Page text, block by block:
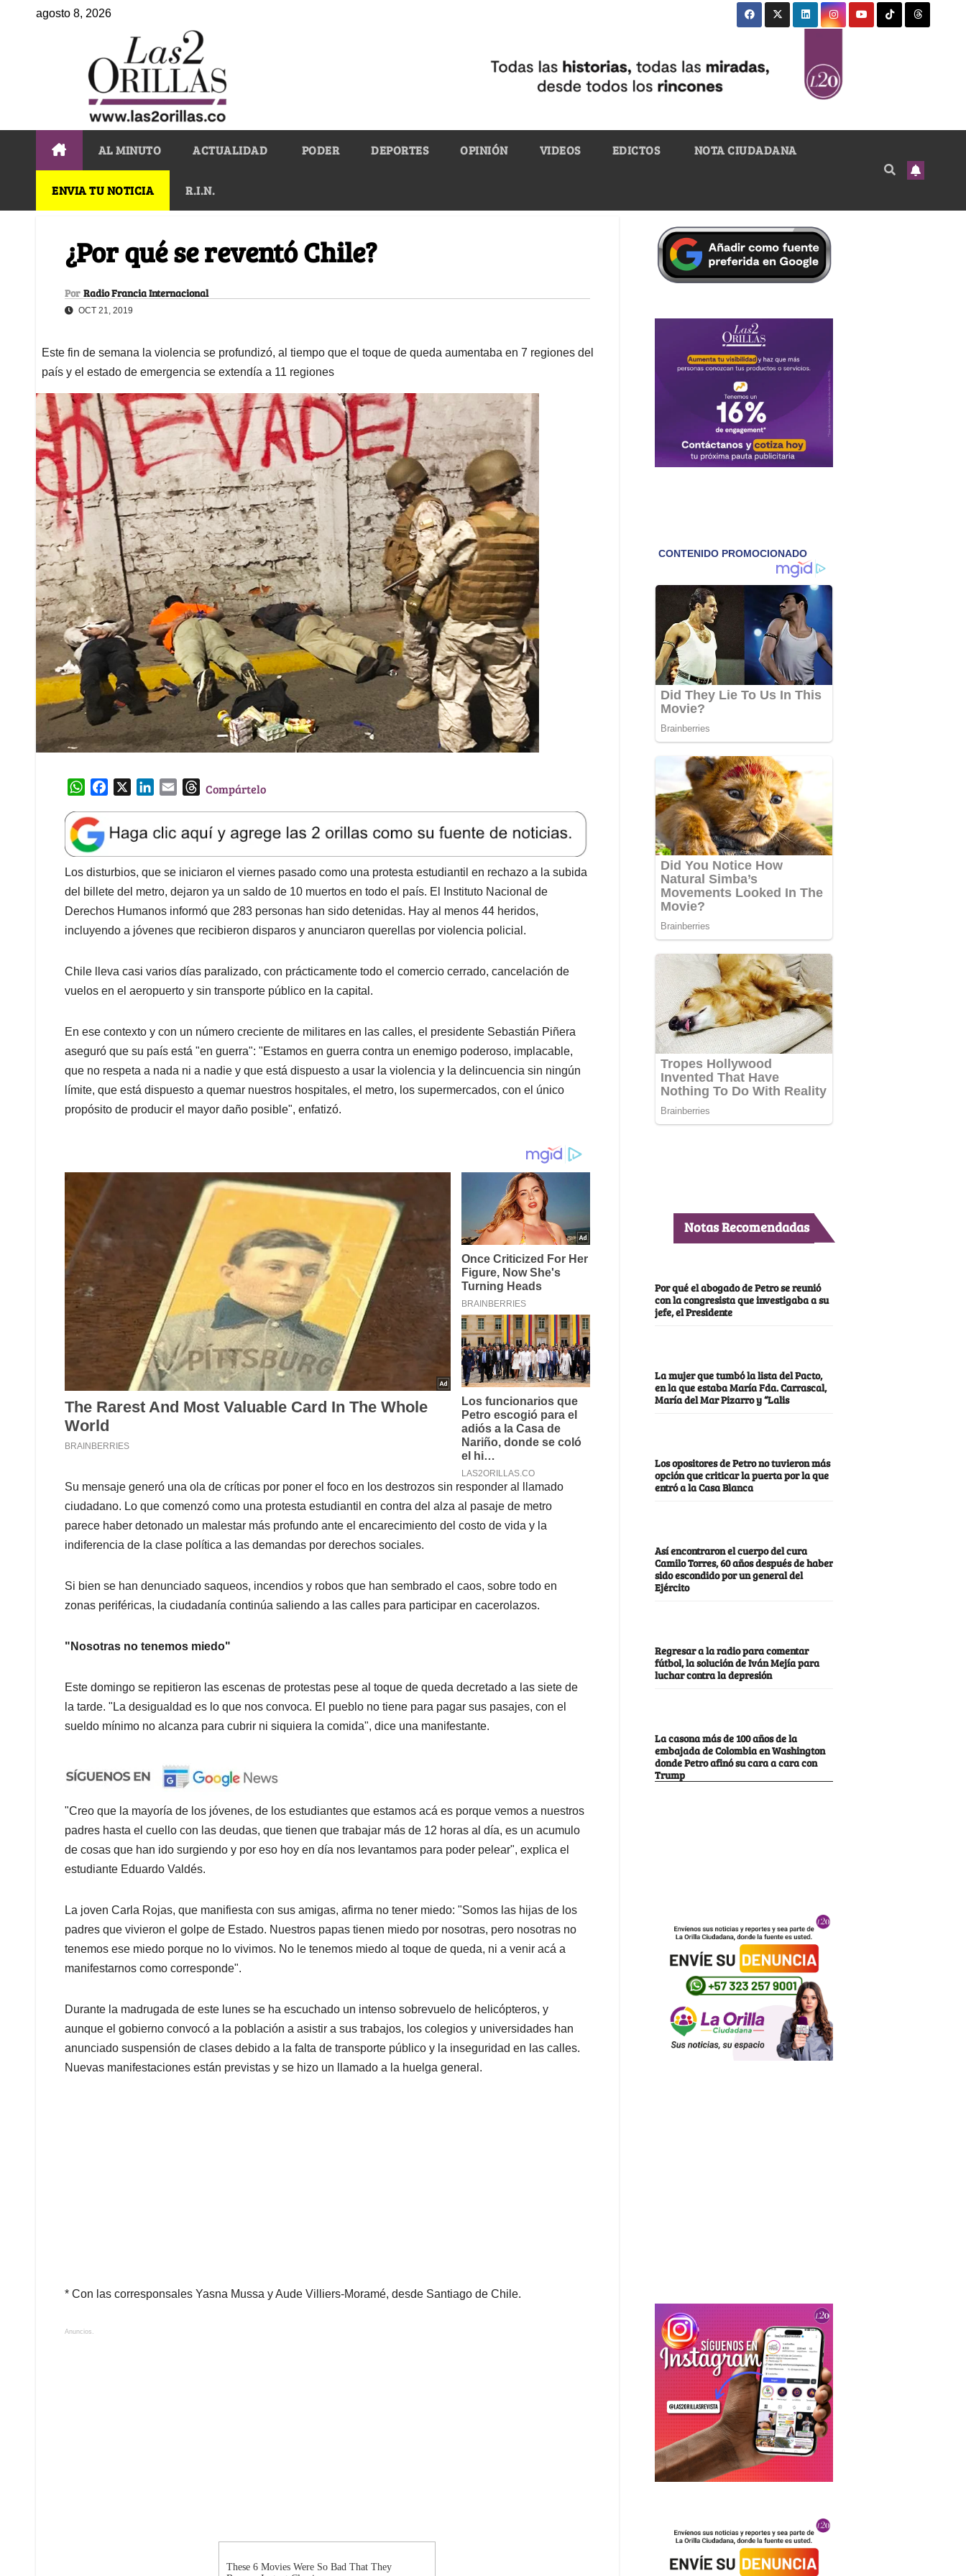
agosto 8, 2026
AL MINUTO ACTUALIDAD PODER DEPORTES OPINIÓN VIDEOS EDICTOS NOTA CIUDADANA
ENVIA TU NOTICIA R.I.N.
¿Por qué se reventó Chile?
Por Radio Francia Internacional
OCT 21, 2019
Este fin de semana la violencia se profundizó, al tiempo que el toque de queda aumentaba en 7 regiones del
país y el estado de emergencia se extendía a 11 regiones
W
a
t
s
A
p
p
e
b
o
o
k
k
e
d
I
n
l
T
e
a
d
s
Compártelo
Los disturbios, que se iniciaron el viernes pasado como una protesta estudiantil en rechazo a la subida
del billete del metro, dejaron ya un saldo de 10 muertos en todo el país. El Instituto Nacional de
Derechos Humanos informó que 283 personas han sido detenidas. Hay al menos 44 heridos,
incluyendo a jóvenes que recibieron disparos y anunciaron querellas por violencia policial.
Chile lleva casi varios días paralizado, con prácticamente todo el comercio cerrado, cancelación de
vuelos en el aeropuerto y sin transporte público en la capital.
En ese contexto y con un número creciente de militares en las calles, el presidente Sebastián Piñera
aseguró que su país está "en guerra": "Estamos en guerra contra un enemigo poderoso, implacable,
que no respeta a nada ni a nadie y que está dispuesto a usar la violencia y la delincuencia sin ningún
límite, que está dispuesto a quemar nuestros hospitales, el metro, los supermercados, con el único
propósito de producir el mayor daño posible", enfatizó.
Su mensaje generó una ola de críticas por poner el foco en los destrozos sin responder al llamado
ciudadano. Lo que comenzó como una protesta estudiantil en contra del alza al pasaje de metro
parece haber detonado un malestar más profundo ante el encarecimiento del costo de vida y la
indiferencia de la clase política a las demandas por derechos sociales.
Si bien se han denunciado saqueos, incendios y robos que han sembrado el caos, sobre todo en
zonas periféricas, la ciudadanía continúa saliendo a las calles para participar en cacerolazos.
"Nosotras no tenemos miedo"
Este domingo se repitieron las escenas de protestas pese al toque de queda decretado a las siete de
la tarde. "La desigualdad es lo que nos convoca. El pueblo no tiene para pagar sus pasajes, con el
sueldo mínimo no alcanza para cubrir ni siquiera la comida", dice una manifestante.
"Creo que la mayoría de los jóvenes, de los estudiantes que estamos acá es porque vemos a nuestros
padres hasta el cuello con las deudas, que tienen que trabajar más de 12 horas al día, es un acumulo
de cosas que han ido surgiendo y por eso hoy en día nos levantamos para poder pelear", explica el
estudiante Eduardo Valdés.
La joven Carla Rojas, que manifiesta con sus amigas, afirma no tener miedo: "Somos las hijas de los
padres que vivieron el golpe de Estado. Nuestros papas tienen miedo por nosotras, pero nosotras no
tenemos ese miedo porque no lo vivimos. No le tenemos miedo al toque de queda, ni a venir acá a
manifestarnos como corresponde".
Durante la madrugada de este lunes se ha escuchado un intenso sobrevuelo de helicópteros, y
aunque el gobierno convocó a la población a asistir a sus trabajos, los colegios y universidades han
anunciado suspensión de clases debido a la falta de transporte público y la inseguridad en las calles.
Nuevas manifestaciones están previstas y se hizo un llamado a la huelga general.
* Con las corresponsales Yasna Mussa y Aude Villiers-Moramé, desde Santiago de Chile.
Anuncios.
Notas Recomendadas
Por qué el abogado de Petro se reunió
con la congresista que investigaba a su
jefe, el Presidente
La mujer que tumbó la lista del Pacto,
en la que estaba María Fda. Carrascal,
María del Mar Pizarro y “Lalis
Los opositores de Petro no tuvieron más
opción que criticar la puerta por la que
entró a la Casa Blanca
Así encontraron el cuerpo del cura
Camilo Torres, 60 años después de haber
sido escondido por un general del
Ejército
Regresar a la radio para comentar
fútbol, la solución de Iván Mejía para
luchar contra la depresión
La casona más de 100 años de la
embajada de Colombia en Washington
donde Petro afinó su cara a cara con
Trump